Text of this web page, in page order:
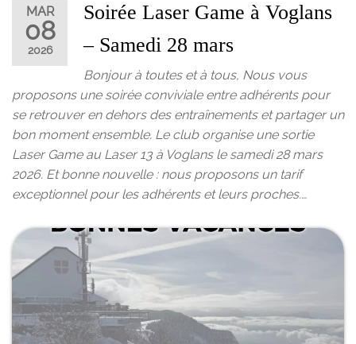
MAR
08
2026
Soirée Laser Game à Voglans
– Samedi 28 mars
Bonjour à toutes et à tous, Nous vous
proposons une soirée conviviale entre adhérents pour
se retrouver en dehors des entraînements et partager un
bon moment ensemble. Le club organise une sortie
Laser Game au Laser 13 à Voglans le samedi 28 mars
2026. Et bonne nouvelle : nous proposons un tarif
exceptionnel pour les adhérents et leurs proches.…